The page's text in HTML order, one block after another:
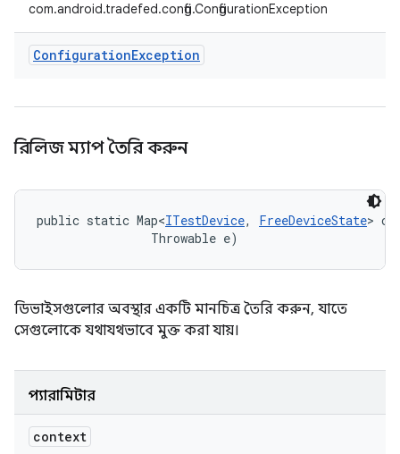
com.android.tradefed.config.ConfigurationException
ConfigurationException
রিলিজ ম্যাপ তৈরি করুন
public static Map<ITestDevice, FreeDeviceState>
                Throwable e)
ডিভাইসগুলোর অবস্থার একটি মানচিত্র তৈরি করুন, যাতে
সেগুলোকে যথাযথভাবে মুক্ত করা যায়।
প্যারামিটার
context